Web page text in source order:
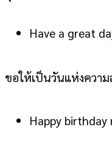
Have a great
ขอให้เป็นวันแห่งควา
Happy birthday